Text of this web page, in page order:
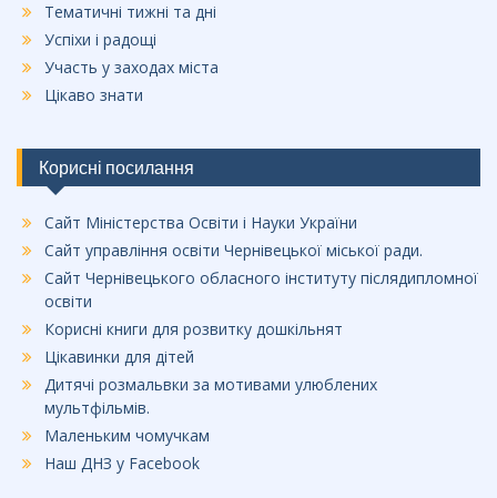
Тематичні тижні та дні
Успіхи і радощі
Участь у заходах міста
Цікаво знати
Корисні посилання
Сайт Міністерства Освіти і Науки України
Сайт управління освіти Чернівецької міської ради.
Сайт Чернівецького обласного інституту післядипломної
освіти
Корисні книги для розвитку дошкільнят
Цікавинки для дітей
Дитячі розмальвки за мотивами улюблених
мультфільмів.
Маленьким чомучкам
Наш ДНЗ у Facebook